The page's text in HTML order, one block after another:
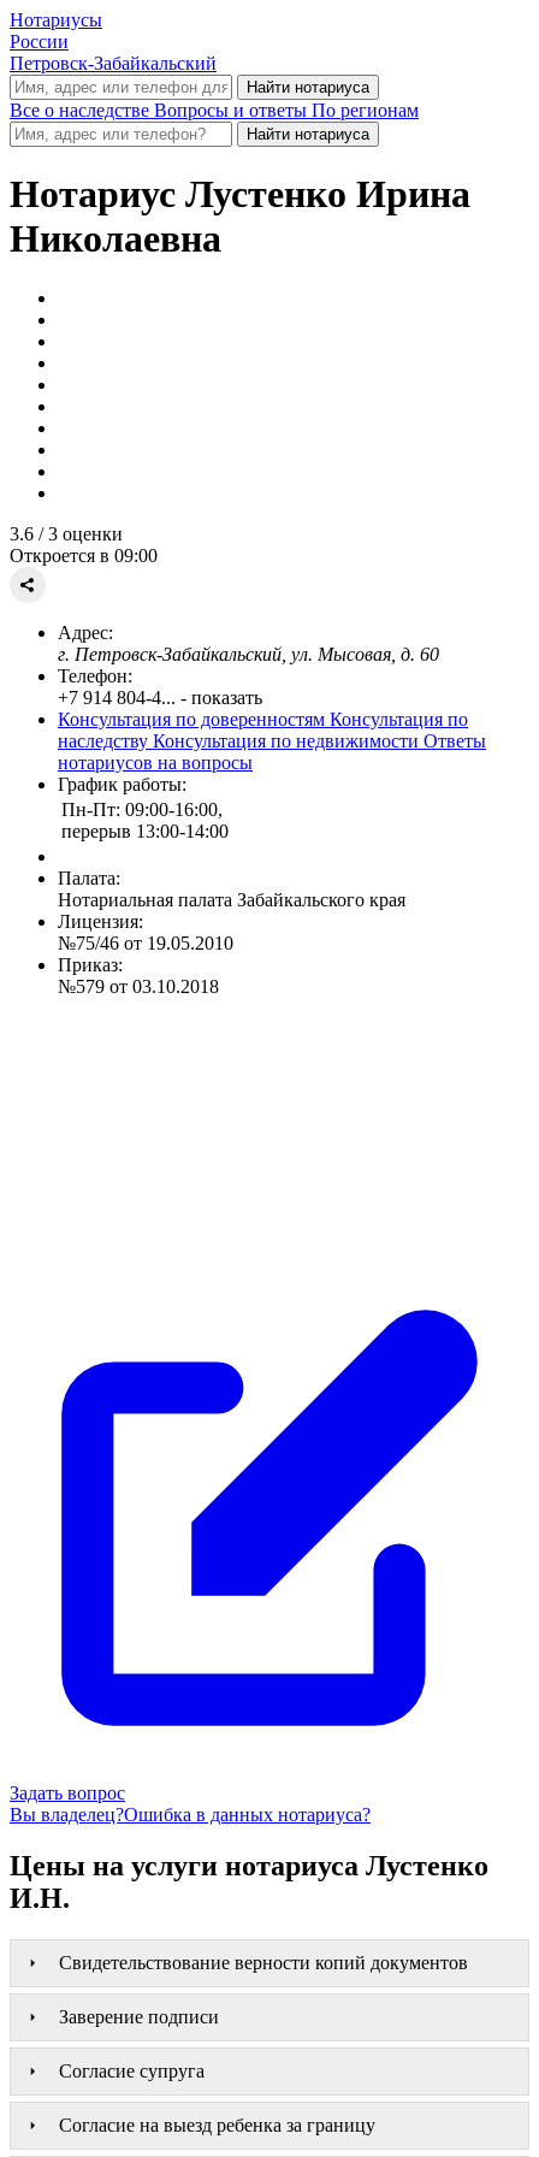
Нотариусы
России
Петровск-Забайкальский
Все о наследстве Вопросы и ответы По регионам
Нотариус Лустенко Ирина
Николаевна
3.6 / 3 оценки
Откроется в 09:00
Адрес:
г. Петровск-Забайкальский, ул. Мысовая, д. 60
Телефон:
+7 914 804-4... - показать
Консультация по доверенностям Консультация по
наследству Консультация по недвижимости Ответы
нотариусов на вопросы
График работы:
Пн-Пт: 09:00-16:00,
перерыв 13:00-14:00
Палата:
Нотариальная палата Забайкальского края
Лицензия:
№75/46 от 19.05.2010
Приказ:
№579 от 03.10.2018
Задать вопрос
Вы владелец?Ошибка в данных нотариуса?
Цены на услуги нотариуса Лустенко
И.Н.
Свидетельствование верности копий документов
Заверение подписи
Согласие супруга
Согласие на выезд ребенка за границу